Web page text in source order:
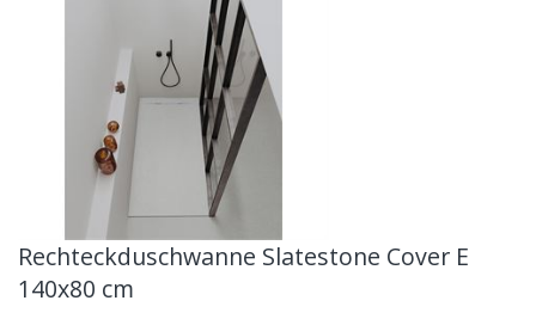
Rechteckduschwanne Slatestone Cover E
140x80 cm